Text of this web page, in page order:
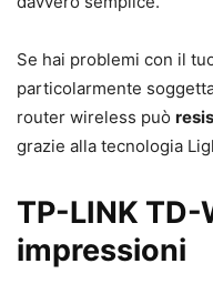
Se hai problemi con il
particolarmente
router wireless può
grazie alla tecnologia
TP-LINK
impressioni